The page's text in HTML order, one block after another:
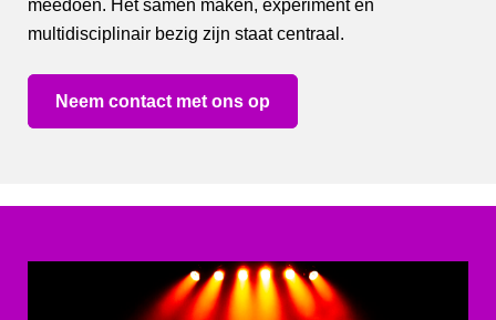
meedoen. Het samen maken, experiment en
multidisciplinair bezig zijn staat centraal.
Neem contact met ons op